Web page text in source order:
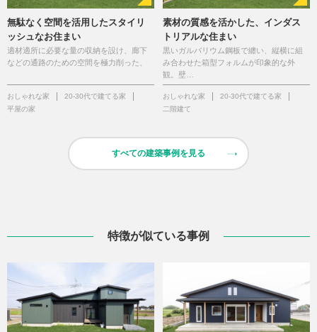
無駄なく空間を活用したスタイリ
ッシュなお住まい
適材適所に必要な量の収納を設け、廊下
などの通路のための空間を極力削った、
おしゃれな家
20-30代で建てる家
平屋の家
素材の質感を活かした、インダス
トリアルな住まい
黒いガルバリウム鋼板で纏い、縦横に組
み合わせた箱型フォルムが印象的な外
観。壁…
おしゃれな家
20-30代で建てる家
二階建て
すべての建築事例を見る
特徴が似ている事例